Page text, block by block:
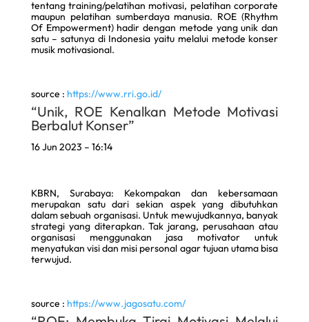
tentang training/pelatihan motivasi, pelatihan corporate
maupun pelatihan sumberdaya manusia. ROE (Rhythm
Of Empowerment) hadir dengan metode yang unik dan
satu – satunya di Indonesia yaitu melalui metode konser
musik motivasional.
source : https://www.rri.go.id/
“Unik, ROE Kenalkan Metode Motivasi
Berbalut Konser”
16 Jun 2023 – 16:14
KBRN, Surabaya: Kekompakan dan kebersamaan
merupakan satu dari sekian aspek yang dibutuhkan
dalam sebuah organisasi. Untuk mewujudkannya, banyak
strategi yang diterapkan. Tak jarang, perusahaan atau
organisasi menggunakan jasa motivator untuk
menyatukan visi dan misi personal agar tujuan utama bisa
terwujud.
source : https://www.jagosatu.com/